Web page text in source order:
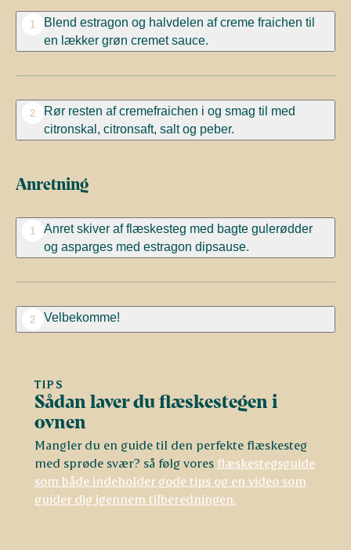
1
Blend estragon og halvdelen af creme fraichen til
en lækker grøn cremet sauce.
2
Rør resten af cremefraichen i og smag til med
citronskal, citronsaft, salt og peber.
Anretning
1
Anret skiver af flæskesteg med bagte gulerødder
og asparges med estragon dipsause.
2 Velbekomme!
TIPS
Sådan laver du flæskestegen i
ovnen
Mangler du en guide til den perfekte flæskesteg
med sprøde svær? så følg vores flæskestegsguide
som både indeholder gode tips og en video som
guider dig igennem tilberedningen.